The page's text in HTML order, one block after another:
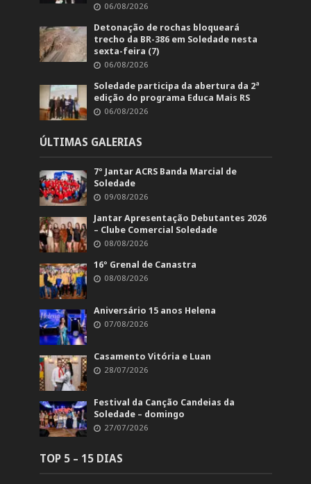
06/08/2026
Detonação de rochas bloqueará
trecho da BR-386 em Soledade nesta
sexta-feira (7)
06/08/2026
Soledade participa da abertura da 2ª
edição do programa Educa Mais RS
06/08/2026
ÚLTIMAS GALERIAS
7º Jantar ACRS Banda Marcial de
Soledade
09/08/2026
Jantar Apresentação Debutantes 2026
– Clube Comercial Soledade
08/08/2026
16º Grenal de Canastra
08/08/2026
Aniversário 15 anos Helena
07/08/2026
Casamento Vitória e Luan
28/07/2026
Festival da Canção Candeias da
Soledade – domingo
27/07/2026
TOP 5 – 15 DIAS